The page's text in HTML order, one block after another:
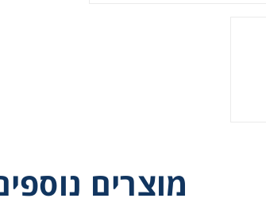
מוצרים